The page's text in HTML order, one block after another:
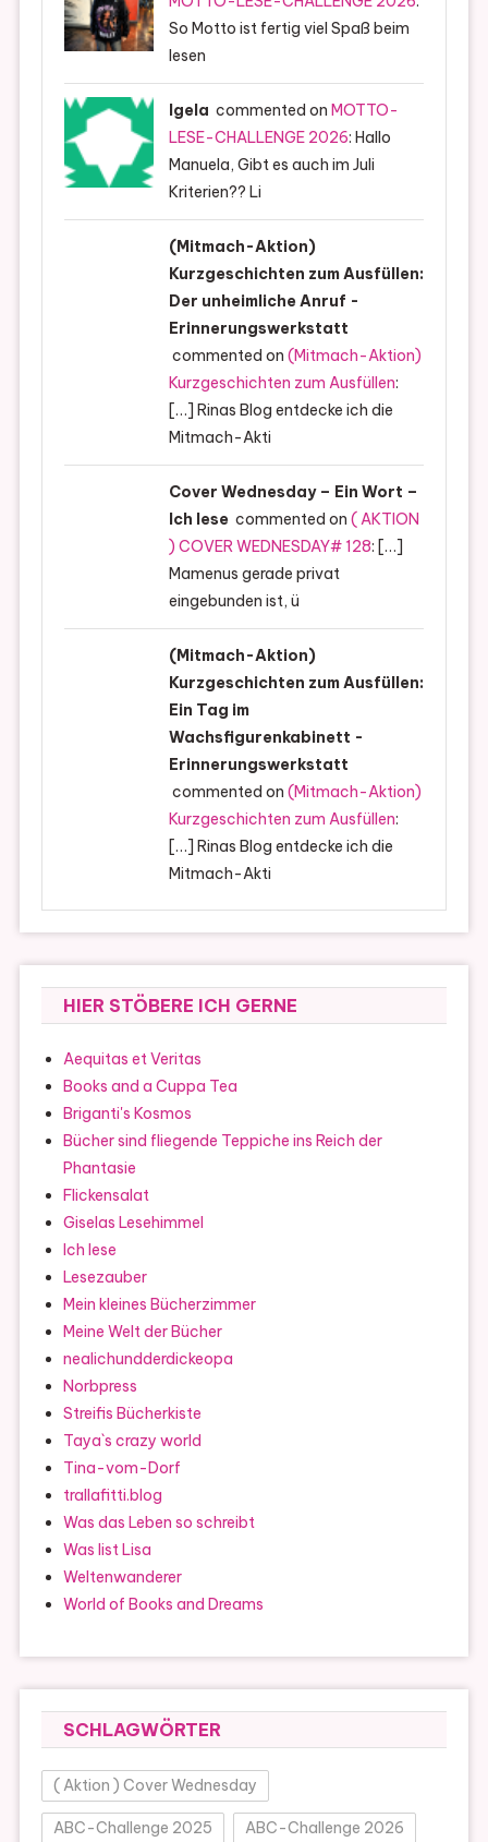
So Motto ist fertig viel Spaß beim
lesen
Igela commented on MOTTO-
LESE-CHALLENGE 2026: Hallo
Manuela, Gibt es auch im Juli
Kriterien?? Li
(Mitmach-Aktion)
Kurzgeschichten zum Ausfüllen:
Der unheimliche Anruf -
Erinnerungswerkstatt
commented on (Mitmach-Aktion)
Kurzgeschichten zum Ausfüllen:
[…] Rinas Blog entdecke ich die
Mitmach-Akti
Cover Wednesday – Ein Wort –
Ich lesecommented on ( AKTION
) COVER WEDNESDAY# 128: […]
Mamenus gerade privat
eingebunden ist, ü
(Mitmach-Aktion)
Kurzgeschichten zum Ausfüllen:
Ein Tag im
Wachsfigurenkabinett -
Erinnerungswerkstatt
commented on (Mitmach-Aktion)
Kurzgeschichten zum Ausfüllen:
[…] Rinas Blog entdecke ich die
Mitmach-Akti
HIER STÖBERE ICH GERNE
Aequitas et Veritas
Books and a Cuppa Tea
Briganti's Kosmos
Bücher sind fliegende Teppiche ins Reich der
Phantasie
Flickensalat
Giselas Lesehimmel
Ich lese
Lesezauber
Mein kleines Bücherzimmer
Meine Welt der Bücher
nealichundderdickeopa
Norbpress
Streifis Bücherkiste
Taya`s crazy world
Tina-vom-Dorf
trallafitti.blog
Was das Leben so schreibt
Was list Lisa
Weltenwanderer
World of Books and Dreams
SCHLAGWÖRTER
( Aktion ) Cover Wednesday
ABC-Challenge 2025 ABC-Challenge 2026